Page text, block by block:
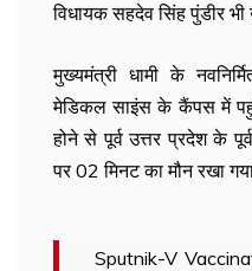
विधायक सहदेव सिंह पुंडीर
मुख्यमंत्री धामी के
मेडिकल साइंस के कैंपस में
होने से पूर्व उत्तर प्रदेश के
पर 02 मिनट का मौन रखा
Sputnik-V